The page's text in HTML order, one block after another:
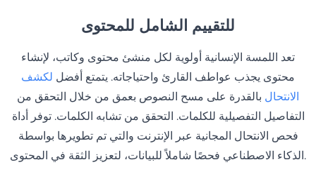
للتقييم الشامل للمحتوى
تعد اللمسة الإنسانية أولوية لكل منشئ محتوى وكاتب، لإنشاء
محتوى يجذب عواطف القارئ واحتياجاته. يتمتع أفضل لكشف
الانتحال بالقدرة على مسح النصوص بعمق من خلال التحقق من
التفاصيل التفصيلية للكلمات. التحقق من تشابه الكلمات. توفر أداة
فحص الانتحال المجانية عبر الإنترنت والتي تم تطويرها بواسطة
الذكاء الاصطناعي فحصًا شاملاً للبيانات، لتعزيز الثقة في المحتوى.